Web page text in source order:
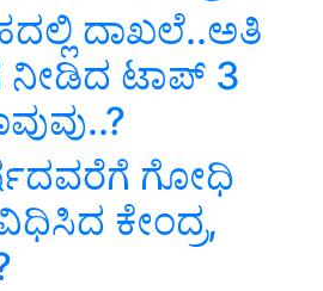
ದಾಖಲೆ..ಅತಿ
ನೀಡಿದ ಟಾಪ್‌ 3
ಗೋಧಿ
ಕೇಂದ್ರ,